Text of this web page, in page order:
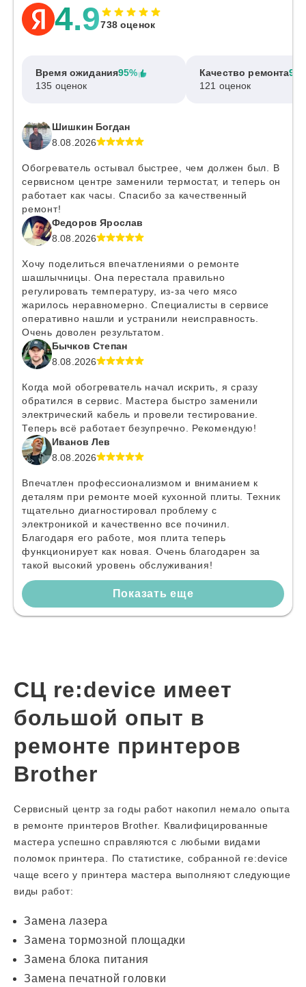
4.9738 оценок
Время ожидания95%
135 оценок
Качество ремонта
121 оценок
Шишкин Богдан
8.08.2026
Обогреватель остывал быстрее, чем должен был. В
сервисном центре заменили термостат, и теперь он
работает как часы. Спасибо за качественный
ремонт!
Федоров Ярослав
8.08.2026
Хочу поделиться впечатлениями о ремонте
шашлычницы. Она перестала правильно
регулировать температуру, из-за чего мясо
жарилось неравномерно. Специалисты в сервисе
оперативно нашли и устранили неисправность.
Очень доволен результатом.
Бычков Степан
8.08.2026
Когда мой обогреватель начал искрить, я сразу
обратился в сервис. Мастера быстро заменили
электрический кабель и провели тестирование.
Теперь всё работает безупречно. Рекомендую!
Иванов Лев
8.08.2026
Впечатлен профессионализмом и вниманием к
деталям при ремонте моей кухонной плиты. Техник
тщательно диагностировал проблему с
электроникой и качественно все починил.
Благодаря его работе, моя плита теперь
функционирует как новая. Очень благодарен за
такой высокий уровень обслуживания!
Показать еще
СЦ re:device имеет
большой опыт в
ремонте принтеров
Brother
Сервисный центр за годы работ накопил немало опыта
в ремонте принтеров Brother. Квалифицированные
мастера успешно справляются с любыми видами
поломок принтера. По статистике, собранной re:device
чаще всего у принтера мастера выполняют следующие
виды работ:
Замена лазера
Замена тормозной площадки
Замена блока питания
Замена печатной головки